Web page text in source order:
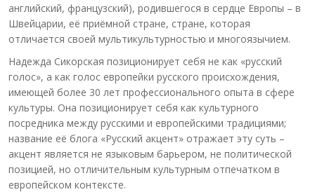
английский, французский), родившегося в сердце Европы – в
Швейцарии, её приёмной стране, стране, которая
отличается своей мультикультурностью и многоязычием.
Надежда Сикорская позиционирует себя не как «русский
голос», а как голос европейки русского происхождения,
имеющей более 30 лет профессионального опыта в сфере
культуры. Она позиционирует себя как культурного
посредника между русскими и европейскими традициями;
название её блога «Русский акцент» отражает эту суть –
акцент является не языковым барьером, не политической
позицией, но отличительным культурным отпечатком в
европейском контексте.